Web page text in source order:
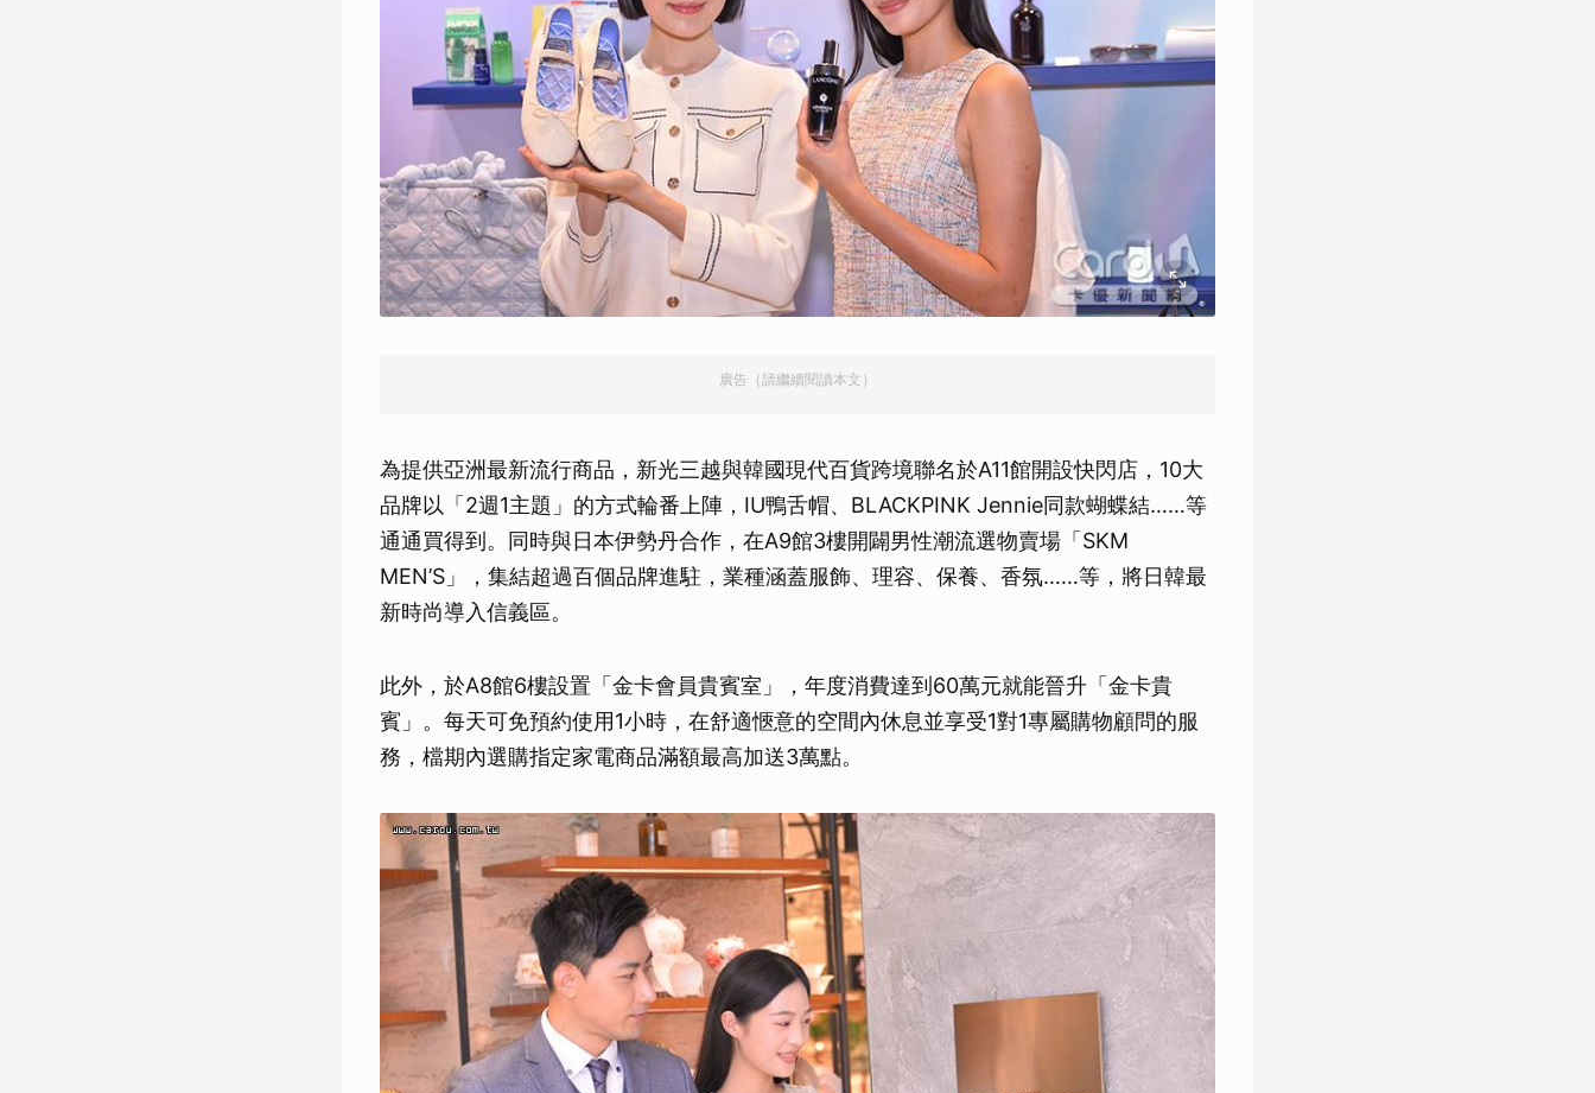
廣告（請繼續閱讀本文）
為提供亞洲最新流行商品，新光三越與韓國現代百貨跨境聯名於A11館開設快閃店，10大
品牌以「2週1主題」的方式輪番上陣，IU鴨舌帽、BLACKPINK Jennie同款蝴蝶結……等
通通買得到。同時與日本伊勢丹合作，在A9館3樓開闢男性潮流選物賣場「SKM
MEN’S」，集結超過百個品牌進駐，業種涵蓋服飾、理容、保養、香氛……等，將日韓最
新時尚導入信義區。
此外，於A8館6樓設置「金卡會員貴賓室」，年度消費達到60萬元就能晉升「金卡貴
賓」。每天可免預約使用1小時，在舒適愜意的空間內休息並享受1對1專屬購物顧問的服
務，檔期內選購指定家電商品滿額最高加送3萬點。
取消